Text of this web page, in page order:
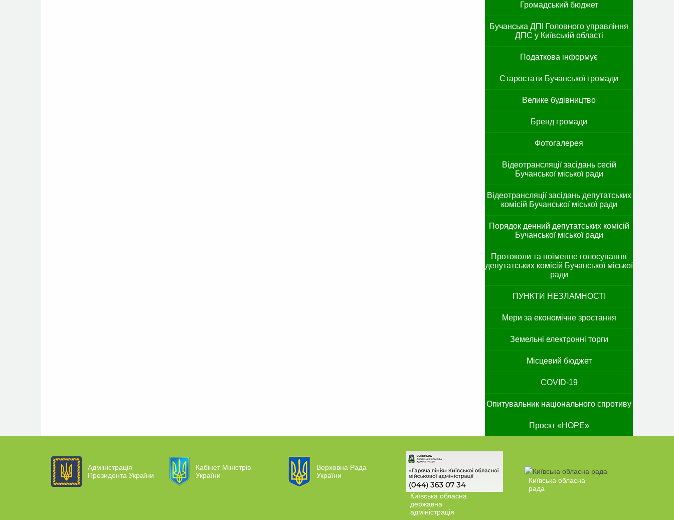
Громадський бюджет
Бучанська ДПІ Головного управління
ДПС у Київській області
Податкова інформує
Старостати Бучанської громади
Велике будівництво
Бренд громади
Фотогалерея
Відеотрансляції засідань сесій
Бучанської міської ради
Відеотрансляції засідань депутатських
комісій Бучанської міської ради
Порядок денний депутатських комісій
Бучанської міської ради
Протоколи та поіменне голосування
депутатських комісій Бучанської міської
ради
ПУНКТИ НЕЗЛАМНОСТІ
Мери за економічне зростання
Земельні електронні торги
Місцевий бюджет
COVID-19
Опитувальник національного спротиву
Проєкт «HOPE»
Адміністрація
Президента України
Кабінет Міністрів
України
Верховна Рада
України
Київська обласна
державна
адміністрація
Київська обласна
рада